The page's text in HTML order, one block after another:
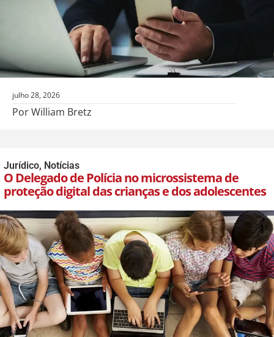
julho 28, 2026
Por William Bretz
Jurídico, Notícias
O Delegado de Polícia no microssistema de
proteção digital das crianças e dos adolescentes